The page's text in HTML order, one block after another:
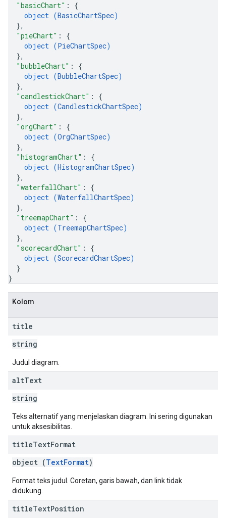
"basicChart" : {
object (BasicChartSpec)
},
"pieChart" : {
object (PieChartSpec)
},
"bubbleChart" : {
object (BubbleChartSpec)
},
"candlestickChart" : {
object (CandlestickChartSpec)
},
"orgChart" : {
object (OrgChartSpec)
},
"histogramChart" : {
object (HistogramChartSpec)
},
"waterfallChart" : {
object (WaterfallChartSpec)
},
"treemapChart" : {
object (TreemapChartSpec)
},
"scorecardChart" : {
object (ScorecardChartSpec)
}
}
Kolom
title
string
Judul diagram.
altText
string
Teks alternatif yang menjelaskan diagram. Ini sering digunakan
untuk aksesibilitas.
titleTextFormat
object (TextFormat)
Format teks judul. Coretan, garis bawah, dan link tidak
didukung.
titleTextPosition